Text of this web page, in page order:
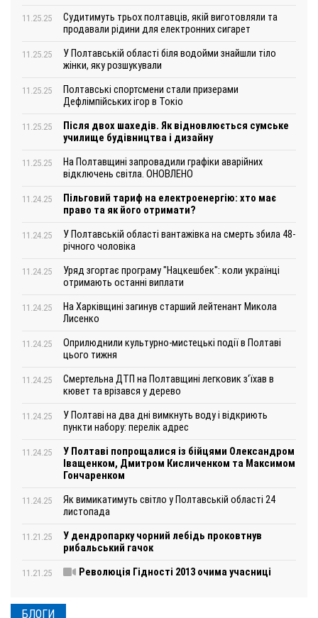
11.25.25
Судитимуть трьох полтавців, якій виготовляли та
продавали рідини для електронних сигарет
11.25.25
У Полтавській області біля водойми знайшли тіло
жінки, яку розшукували
11.25.25
Полтавські спортсмени стали призерами
Дефлімпійських ігор в Токіо
11.25.25
Після двох шахедів. Як відновлюється сумське
училище будівництва і дизайну
11.25.25
На Полтавщині запровадили графіки аварійних
відключень світла. ОНОВЛЕНО
11.24.25
Пільговий тариф на електроенергію: хто має
право та як його отримати?
11.24.25
У Полтавській області вантажівка на смерть збила 48-
річного чоловіка
11.24.25
Уряд згортає програму "Нацкешбек": коли українці
отримають останні виплати
11.24.25
На Харківщині загинув старший лейтенант Микола
Лисенко
11.24.25
Оприлюднили культурно-мистецькі події в Полтаві
цього тижня
11.24.25
Смертельна ДТП на Полтавщині легковик з‘їхав в
кювет та врізався у дерево
11.24.25
У Полтаві на два дні вимкнуть воду і відкриють
пункти набору: перелік адрес
11.24.25
У Полтаві попрощалися із бійцями Олександром
Іващенком, Дмитром Кисличенком та Максимом
Гончаренком
11.24.25
Як вимикатимуть світло у Полтавській області 24
листопада
11.21.25
У дендропарку чорний лебідь проковтнув
рибальський гачок
11.21.25 Революція Гідності 2013 очима учасниці
БЛОГИ